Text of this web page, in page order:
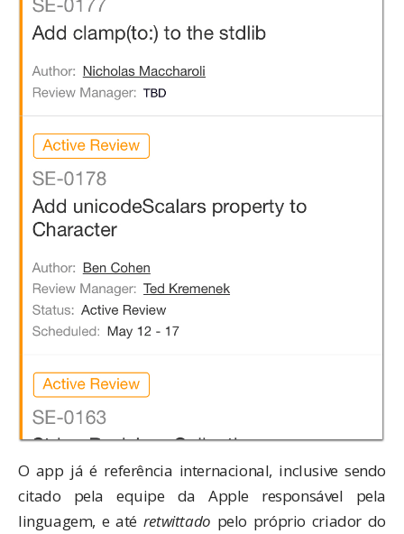
O app já é referência internacional, inclusive sendo
citado pela equipe da Apple responsável pela
linguagem, e até retwittado pelo próprio criador do